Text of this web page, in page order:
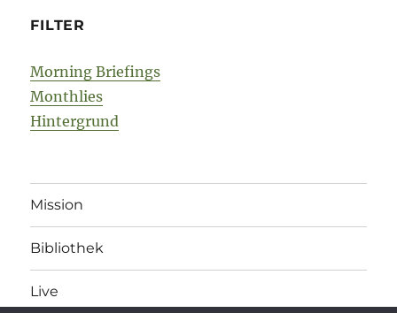
FILTER
Morning Briefings
Monthlies
Hintergrund
Mission
Bibliothek
Live